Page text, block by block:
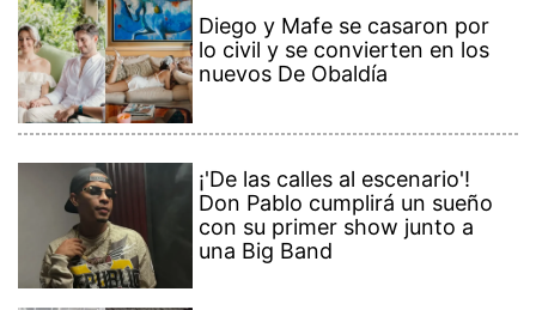
Diego y Mafe se casaron por
lo civil y se convierten en los
nuevos De Obaldía
¡'De las calles al escenario'!
Don Pablo cumplirá un sueño
con su primer show junto a
una Big Band